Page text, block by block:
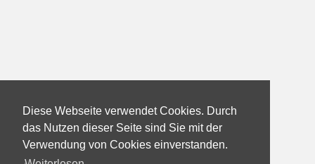
Diese Webseite verwendet Cookies. Durch
das Nutzen dieser Seite sind Sie mit der
Verwendung von Cookies einverstanden.